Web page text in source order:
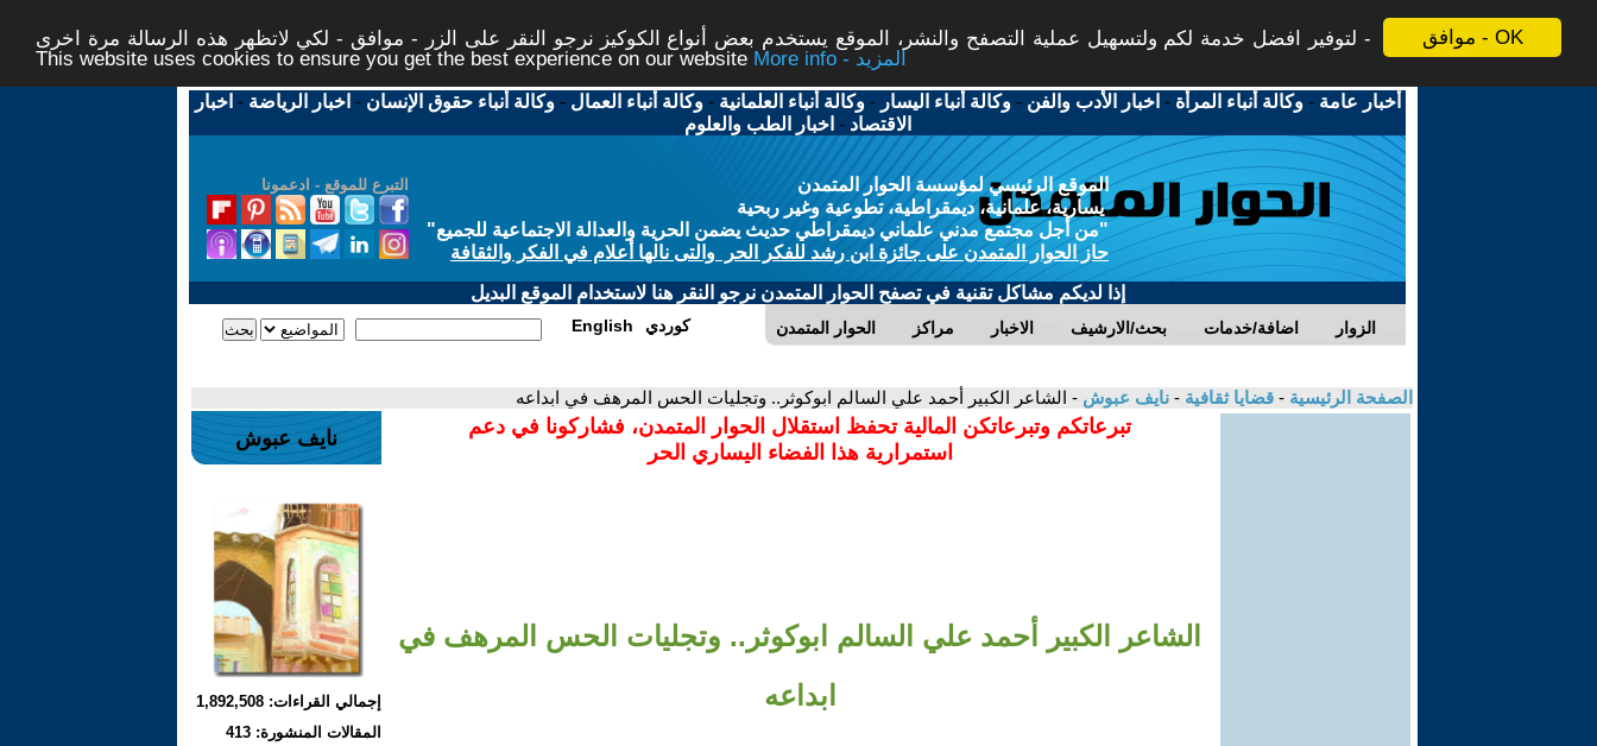
موافق - OK
لتوفير افضل خدمة لكم ولتسهيل عملية التصفح والنشر، الموقع يستخدم بعض أنواع الكوكيز نرجو النقر على الزر - موافق - لكي لاتظهر هذه الرسالة مرة اخرى -
This website uses cookies to ensure you get the best experience on our website
More info - المزيد
أخبار عامة -وكالة أنباء المرأة - اخبار الأدب والفن -وكالة أنباء اليسار -وكالة أنباء العلمانية -وكالة أنباء العمال -وكالة أنباء حقوق الإنسان - اخبار الرياضة - اخبار
الاقتصاد - اخبار الطب والعلوم
التبرع للموقع - ادعمونا
الموقع الرئيسي لمؤسسة الحوار المتمدن
يسارية، علمانية، ديمقراطية، تطوعية وغير ربحية
"من أجل مجتمع مدني علماني ديمقراطي حديث يضمن الحرية والعدالة الاجتماعية للجميع"
حاز الحوار المتمدن على جائزة ابن رشد للفكر الحر والتى نالها أعلام في الفكر والثقافة
إذا لديكم مشاكل تقنية في تصفح الحوار المتمدن نرجو النقر هنا لاستخدام الموقع البديل
الحوار المتمدن مراكز الاخبار بحث/الارشيف اضافة/خدمات الزوار English كوردي
الصفحة الرئيسية - قضايا ثقافية - نايف عبوش - الشاعر الكبير أحمد علي السالم ابوكوثر.. وتجليات الحس المرهف في ابداعه
تبرعاتكم وتبرعاتكن المالية تحفظ استقلال الحوار المتمدن، فشاركونا في دعم
استمرارية هذا الفضاء اليساري الحر
الشاعر الكبير أحمد علي السالم ابوكوثر.. وتجليات الحس المرهف في
ابداعه
نايف عبوش
إجمالي القراءات: 1,892,508
المقالات المنشورة: 413